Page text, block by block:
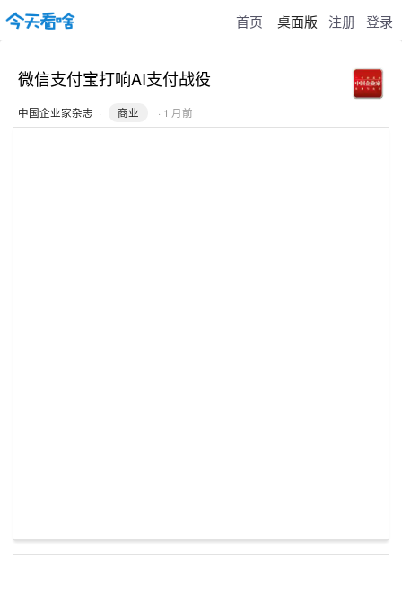
首页 桌面版 注册 登录
微信支付宝打响AI支付战役
中国企业家杂志 · 商业 · 1 月前